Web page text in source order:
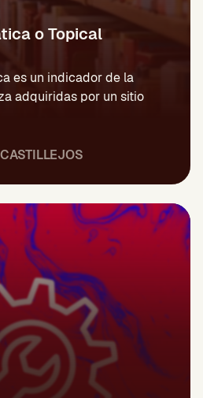
o Topical
es un indicador de la
adquiridas por un sitio